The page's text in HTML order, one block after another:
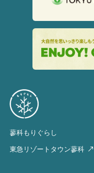
蓼科もりぐらし
東急リゾートタウン蓼科